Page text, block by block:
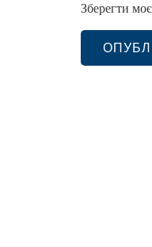
Зберегти